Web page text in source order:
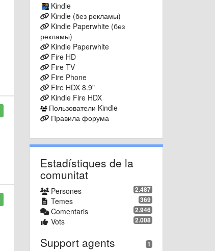
Kindle
Kindle (без рекламы)
Kindle Paperwhite (без
рекламы)
Kindle Paperwhite
Fire HD
Fire TV
Fire Phone
Fire HDX 8.9"
Kindle Fire HDX
Пользователи Kindle
Правила форума
Estadístiques de la
comunitat
2.487
Persones
369
Temes
2.946
Comentaris
2.008
Vots
1
Support agents